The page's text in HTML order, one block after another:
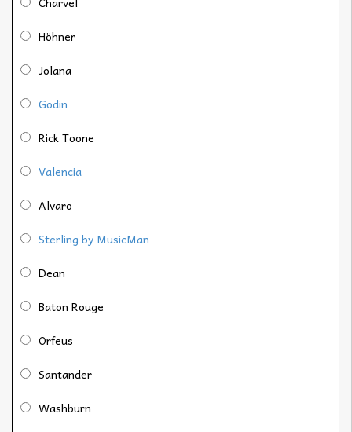
Höhner
Jolana
Godin
Rick Toone
Valencia
Alvaro
Sterling by MusicMan
Dean
Baton Rouge
Orfeus
Santander
Washburn